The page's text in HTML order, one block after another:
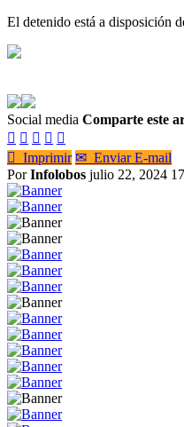
El detenido está a disposición
Social media Comparte este
    
 Imprimir ✉ Enviar E-mail
PorInfolobos julio 22, 2024